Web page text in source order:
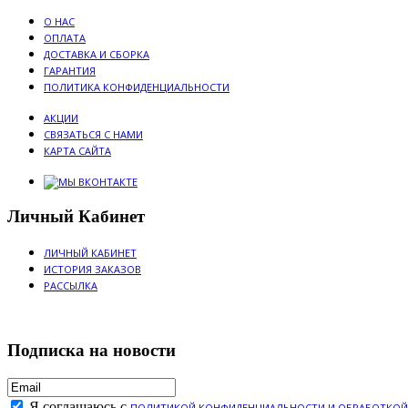
О НАС
ОПЛАТА
ДОСТАВКА И СБОРКА
ГАРАНТИЯ
ПОЛИТИКА КОНФИДЕНЦИАЛЬНОСТИ
АКЦИИ
СВЯЗАТЬСЯ С НАМИ
КАРТА САЙТА
Личный Кабинет
ЛИЧНЫЙ КАБИНЕТ
ИСТОРИЯ ЗАКАЗОВ
РАССЫЛКА
Подписка на новости